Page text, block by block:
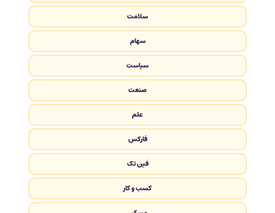
سلامت
سهام
سیاست
صنعت
علم
فارکس
فین تک
کسب و کار